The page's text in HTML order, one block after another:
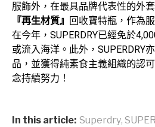
服飾外，在最具品牌代表性的外
『再生材質』 回收寶特瓶，作為
在今年，SUPERDRY已經免於
或流入海洋。此外，SUPERDRY
品，並獲得純素食主義組織的認
念持續努力！
In this article: Superdry,